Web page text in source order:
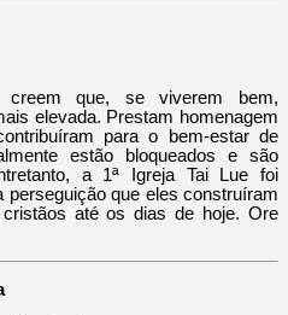
creem que, se viverem bem,
elevada. Prestam homenagem
para o bem-estar de
estão bloqueados e são
a 1ª Igreja Tai Lue foi
perseguição que eles construíram
até os dias de hoje. Ore